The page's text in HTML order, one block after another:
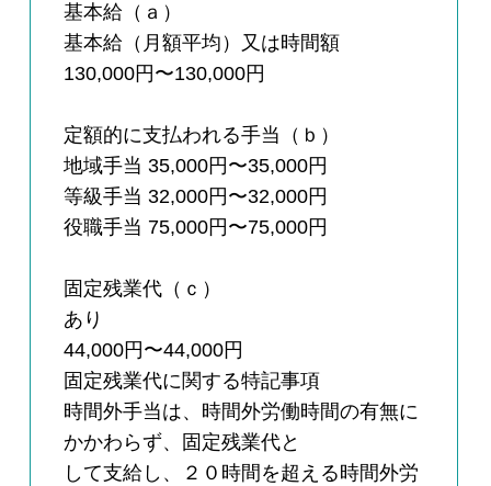
基本給（ａ）
基本給（月額平均）又は時間額
130,000円〜130,000円
定額的に支払われる手当（ｂ）
地域手当 35,000円〜35,000円
等級手当 32,000円〜32,000円
役職手当 75,000円〜75,000円
固定残業代（ｃ）
あり
44,000円〜44,000円
固定残業代に関する特記事項
時間外手当は、時間外労働時間の有無に
かかわらず、固定残業代と
して支給し、２０時間を超える時間外労